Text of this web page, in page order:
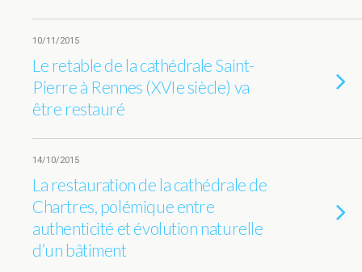
10/11/2015
Le retable de la cathédrale Saint-
Pierre à Rennes (XVIe siècle) va
être restauré
14/10/2015
La restauration de la cathédrale de
Chartres, polémique entre
authenticité et évolution naturelle
d’un bâtiment